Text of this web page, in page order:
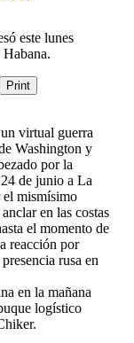
este lunes
Print
virtual guerra
Washington y
por la
de junio a La
el mismísimo
en las costas
el momento de
reacción por
rusa en
en la mañana
logístico